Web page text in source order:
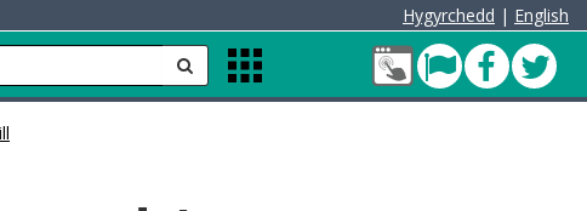
Hygyrchedd | English
anfon
Apps
Menu
Fy
NghyfrifPont
Cleddau